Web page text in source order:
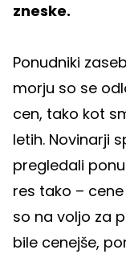
zneske.
Ponudniki
morju so se
cen, tako kot
letih. Novinarji
pregledali
res tako –
so na voljo za
bile cenejše,